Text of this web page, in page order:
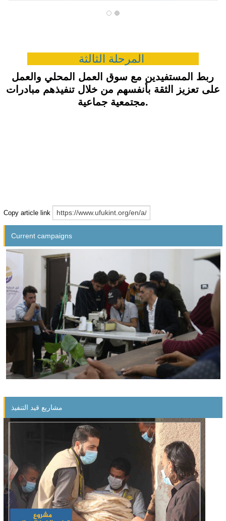
ربط المستفيدين مع سوق العمل المحلي والعمل
على تعزيز الثقة بأنفسهم من خلال تنفيذهم مبادرات
مجتمعية جماعية.
Copy article link
Current campaigns
مشاريع قيد التنفيذ